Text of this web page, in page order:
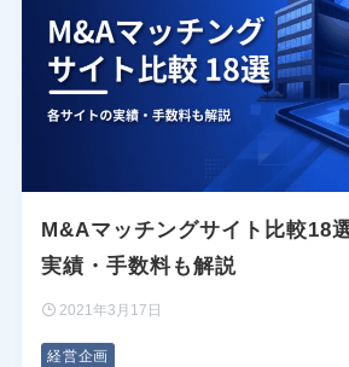
M&Aマッチングサイト比較18
実績・手数料も解説
2021年3月17日
経営企画